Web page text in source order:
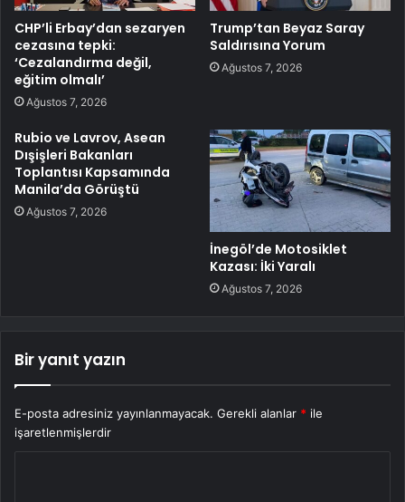
CHP’li Erbay’dan sezaryen
cezasına tepki:
‘Cezalandırma değil,
eğitim olmalı’
Ağustos 7, 2026
Trump’tan Beyaz Saray
Saldırısına Yorum
Ağustos 7, 2026
Rubio ve Lavrov, Asean
Dışişleri Bakanları
Toplantısı Kapsamında
Manila’da Görüştü
Ağustos 7, 2026
İnegöl’de Motosiklet
Kazası: İki Yaralı
Ağustos 7, 2026
Bir yanıt yazın
E-posta adresiniz yayınlanmayacak. Gerekli alanlar * ile
işaretlenmişlerdir